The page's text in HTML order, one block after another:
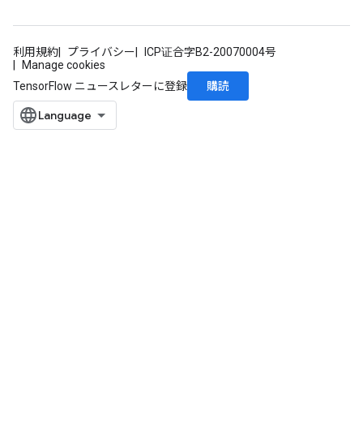
利用規約 プライバシー
ICP证合字B2-20070004号
Manage cookies
TensorFlow ニュースレターに登録
購読